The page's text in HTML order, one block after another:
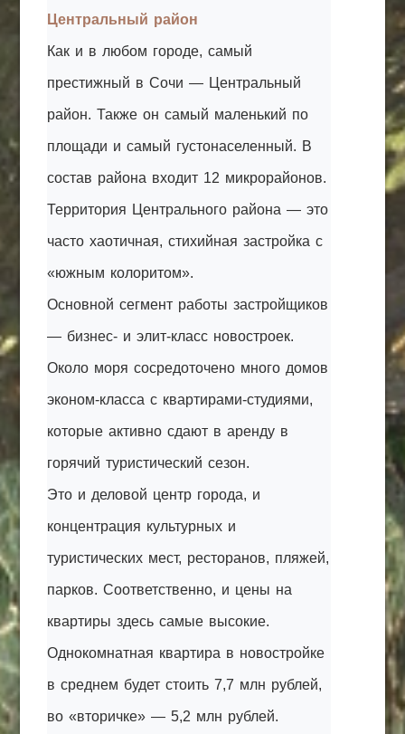
Центральный район
Как и в любом городе, самый
престижный в Сочи — Центральный
район. Также он самый маленький по
площади и самый густонаселенный. В
состав района входит 12 микрорайонов.
Территория Центрального района — это
часто хаотичная, стихийная застройка с
«южным колоритом».
Основной сегмент работы застройщиков
— бизнес- и элит-класс новостроек.
Около моря сосредоточено много домов
эконом-класса с квартирами-студиями,
которые активно сдают в аренду в
горячий туристический сезон.
Это и деловой центр города, и
концентрация культурных и
туристических мест, ресторанов, пляжей,
парков. Соответственно, и цены на
квартиры здесь самые высокие.
Однокомнатная квартира в новостройке
в среднем будет стоить 7,7 млн рублей,
во «вторичке» — 5,2 млн рублей.